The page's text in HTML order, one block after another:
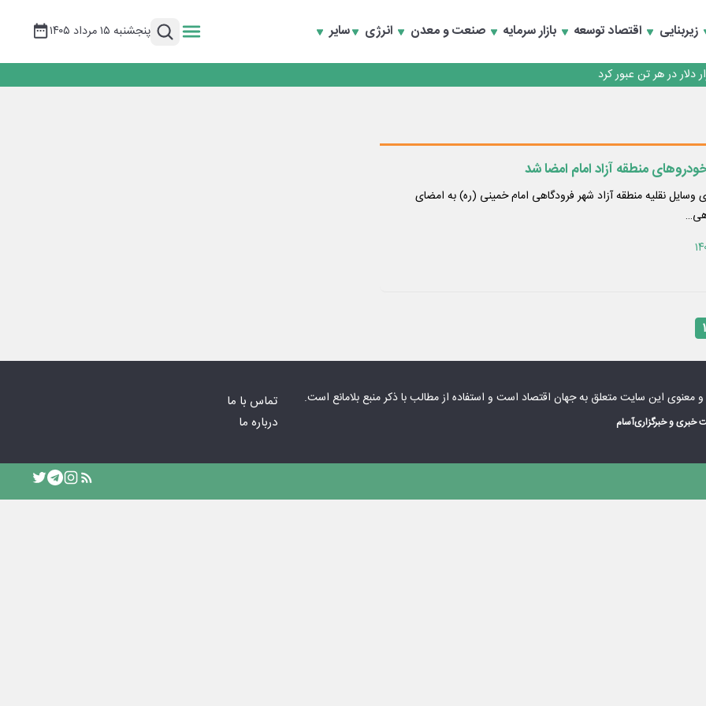
زیربنایی اقتصاد توسعه بازار سرمایه صنعت و معدن انرژی سایر پنجشنبه ۱۵ مرداد ۱۴۰۵
انرژی‌های نو و تجدیدپذیر با حضور استاندار اصفهان
انرژی‌های نو و تجدیدپذیر با حضور استاندار اصفهان
منطقه آزاد امام امضا شد
وسایل نقلیه منطقه آزاد شهر فرودگاهی امام خمینی (ره) به امضای
۱
معنوی این سایت متعلق بهجهان اقتصاد است و استفاده از مطالب با ذکر منبع بلامانع است.
خبری و خبرگزاریآسام
تماس با ما
درباره ما